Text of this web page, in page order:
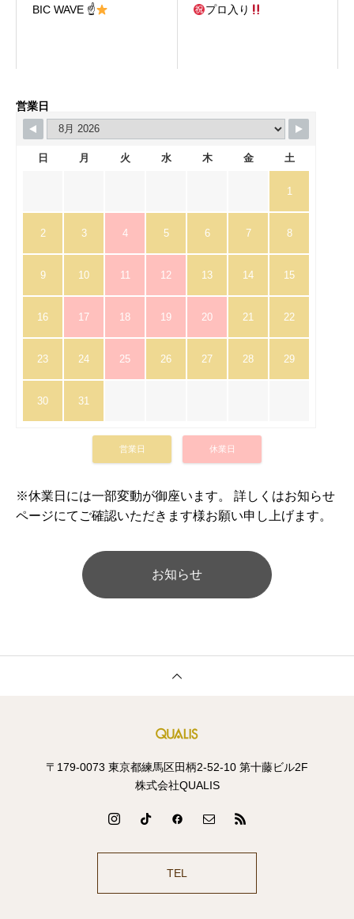
BIC WAVE ☝ プロ入り
営業日
日 月 火 水 木 金 土
1
2 3 4 5 6 7 8
9 10 11 12 13 14 15
16 17 18 19 20 21 22
23 24 25 26 27 28 29
30 31
営業日 休業日
※休業日には一部変動が御座います。 詳しくはお知らせ
ページにてご確認いただきます様お願い申し上げます。
お知らせ
〒179-0073 東京都練馬区田柄2-52-10 第十藤ビル2F
株式会社QUALIS
TEL